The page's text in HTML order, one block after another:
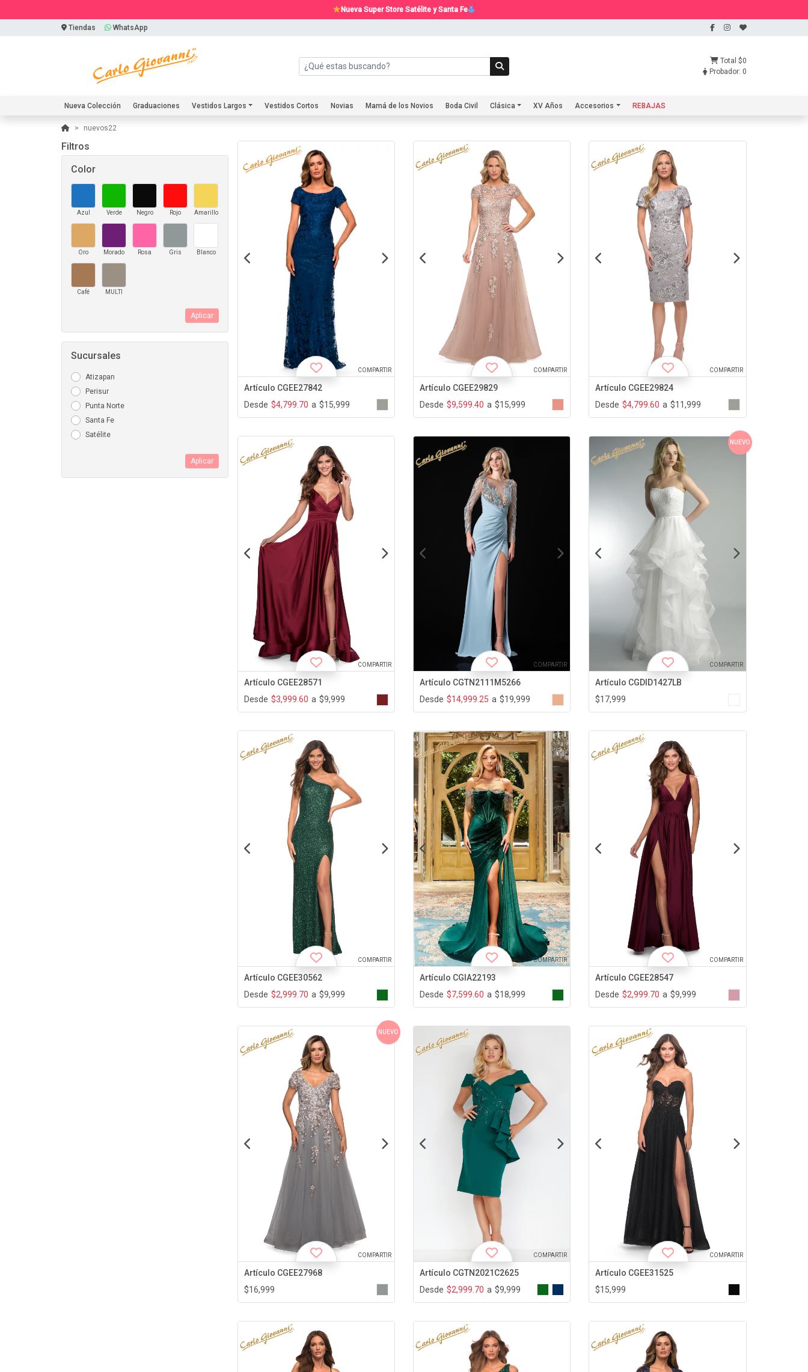
Nueva Super Store Satélite y Santa Fe
Tiendas WhatsApp
Total $0
Probador: 0
Nueva Colección Graduaciones Vestidos Largos Vestidos Cortos Novias Mamá de los Novios Boda Civil Clásica XV Años Accesorios REBAJAS
nuevos22
Filtros
Color
Azul Verde Negro Rojo Amarillo
Oro Morado Rosa Gris Blanco
Café MULTI
Aplicar
Sucursales
Atizapan
Perisur
Punta Norte
Santa Fe
Satélite
Aplicar
COMPARTIR
Artículo CGEE27842
Desde $4,799.70 a $15,999
COMPARTIR
Artículo CGEE29829
Desde $9,599.40 a $15,999
COMPARTIR
Artículo CGEE29824
Desde $4,799.60 a $11,999
COMPARTIR
Artículo CGEE28571
Desde $3,999.60 a $9,999
COMPARTIR
Artículo CGTN2111M5266
Desde $14,999.25 a $19,999
NUEVO
COMPARTIR
Artículo CGDID1427LB
$17,999
COMPARTIR
Artículo CGEE30562
Desde $2,999.70 a $9,999
COMPARTIR
Artículo CGIA22193
Desde $7,599.60 a $18,999
COMPARTIR
Artículo CGEE28547
Desde $2,999.70 a $9,999
NUEVO
COMPARTIR
Artículo CGEE27968
$16,999
COMPARTIR
Artículo CGTN2021C2625
Desde $2,999.70 a $9,999
COMPARTIR
Artículo CGEE31525
$15,999